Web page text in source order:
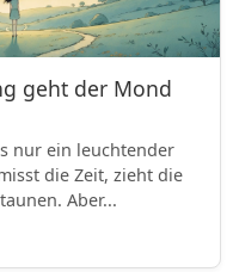
geht der Mond
nur ein leuchtender
die Zeit, zieht die
Aber...